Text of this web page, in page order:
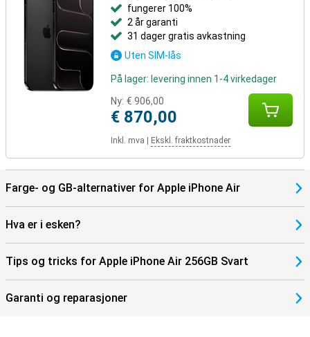
Air gir deg ikke bare bekvemmelighet, men også en ekstra følelse
av sikkerhet.
Leter du fortsatt etter mer?
I tillegg til iPhone Air er det også lansert andre modeller. iPhone 17
tilbyr en kraftig og balansert pakke i klassisk design. Er du ute etter
maksimal kamerakvalitet og ekstra funksjoner? Da er iPhone 17
Pro og Pro Max det beste valget, med flere objektiver og
profesjonelle funksjoner. Pro Max har også den største skjermen
og den lengste batterilevetiden.
fungerer 100%
2 år garanti
31 dager gratis avkastning
Uten SIM-lås
På lager: levering innen 1-4 virkedager
Ny: € 906,00
€ 870,00
Inkl. mva Ekskl. fraktkostnader
Farge- og GB-alternativer for Apple iPhone Air
Hva er i esken?
Tips og tricks for Apple iPhone Air 256GB Svart
Garanti og reparasjoner